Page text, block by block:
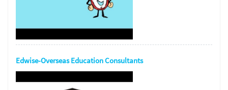
Edwise-Overseas Education Consultants